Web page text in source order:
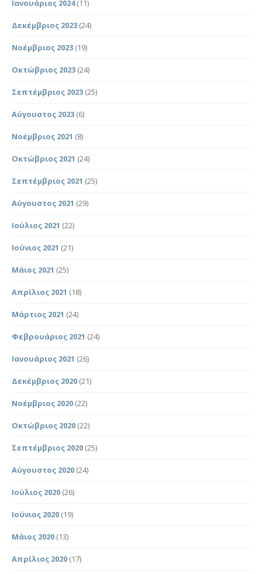
Ιανουάριος 2024(11)
Δεκέμβριος 2023 (24)
Νοέμβριος 2023 (19)
Οκτώβριος 2023 (24)
Σεπτέμβριος 2023 (25)
Αύγουστος 2023 (6)
Νοέμβριος 2021 (8)
Οκτώβριος 2021 (24)
Σεπτέμβριος 2021 (25)
Αύγουστος 2021 (29)
Ιούλιος 2021 (22)
Ιούνιος 2021 (21)
Μάιος 2021 (25)
Απρίλιος 2021 (18)
Μάρτιος 2021 (24)
Φεβρουάριος 2021 (24)
Ιανουάριος 2021 (26)
Δεκέμβριος 2020 (21)
Νοέμβριος 2020 (22)
Οκτώβριος 2020 (22)
Σεπτέμβριος 2020 (25)
Αύγουστος 2020 (24)
Ιούλιος 2020 (26)
Ιούνιος 2020 (19)
Μάιος 2020 (13)
Απρίλιος 2020 (17)